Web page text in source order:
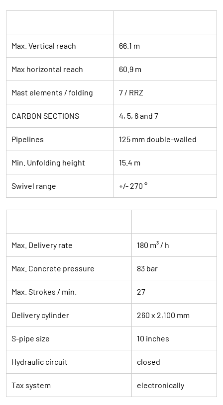
Max. Vertical reach 66.1 m
Max horizontal reach 60.9 m
Mast elements / folding 7 / RRZ
CARBON SECTIONS 4, 5, 6 and 7
Pipelines 125 mm double-walled
Min. Unfolding height 15.4 m
Swivel range +/- 270 °
Max. Delivery rate 180 m³ / h
Max. Concrete pressure 83 bar
Max. Strokes / min. 27
Delivery cylinder 260 x 2,100 mm
S-pipe size 10 inches
Hydraulic circuit closed
Tax system electronically